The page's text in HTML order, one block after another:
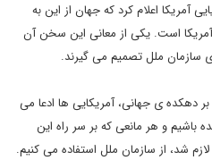
آمریکا اعلام کرد که جهان از این به
است. یکی از معانی این سخن آن
سازمان ملل تصمیم می گیرند.
دهکده ی جهانی، آمریکایی ها ادعا می
باشیم و هر مانعی که بر سر راه این
شد، از سازمان ملل استفاده می کنیم.